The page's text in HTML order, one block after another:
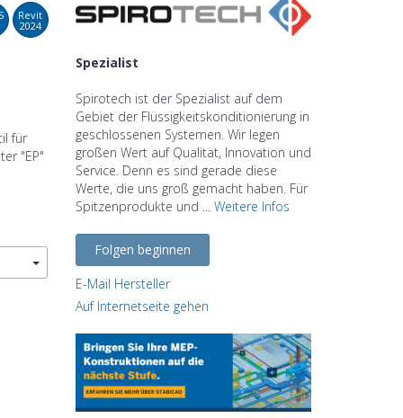
Revit
2024
für
"EP"
Spezialist
Spirotech ist der Spezialist auf dem
Gebiet der Flüssigkeitskonditionierung in
geschlossenen Systemen. Wir legen
großen Wert auf Qualität, Innovation und
Service. Denn es sind gerade diese
Werte, die uns groß gemacht haben. Für
Spitzenprodukte und ... Weitere Infos
Folgen beginnen
E-Mail Hersteller
Auf Internetseite gehen